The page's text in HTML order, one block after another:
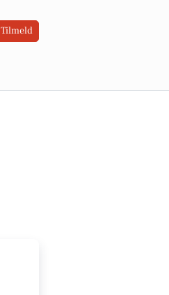
Tilmeld